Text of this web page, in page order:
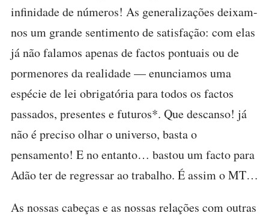
infinidade de números! As generalizações deixam-
nos um grande sentimento de satisfação: com elas
já não falamos apenas de factos pontuais ou de
pormenores da realidade — enunciamos uma
espécie de lei obrigatória para todos os factos
passados, presentes e futuros*. Que descanso! já
não é preciso olhar o universo, basta o
pensamento! E no entanto… bastou um facto para
Adão ter de regressar ao trabalho. É assim o MT…
As nossas cabeças e as nossas relações com outras